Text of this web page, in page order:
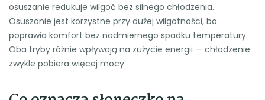
osuszanie redukuje wilgoć bez silnego chłodzenia.
Osuszanie jest korzystne przy dużej wilgotności, bo
poprawia komfort bez nadmiernego spadku temperatury.
Oba tryby różnie wpływają na zużycie energii — chłodzenie
zwykle pobiera więcej mocy.